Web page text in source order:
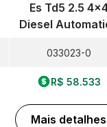
Es Td5 2.5
Diesel
033023-0
R$ 58.533
Mais detalhes